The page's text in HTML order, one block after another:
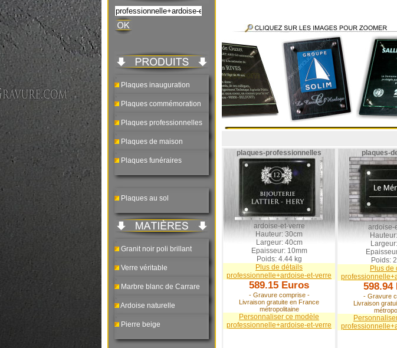
Plaques inauguration
Plaques commémoration
Plaques professionnelles
Plaques de maison
Plaques funéraires
Plaques au sol
Granit noir poli brillant
Verre véritable
Marbre blanc de Carrare
Ardoise naturelle
Pierre beige
plaques-professionnelles
ardoise-et-verre
Hauteur: 30cm
Largeur: 40cm
Epaisseur: 10mm
Poids: 4.44 kg
Plus de détails
professionnelle+ardoise-et-verre
589.15 Euros
- Gravure comprise -
Livraison gratuite en France
métropolitaine
Personnaliser ce modèle
professionnelle+ardoise-et-verre
plaques-
ardoise-
Poids:
Plus de
598.94
- Gravure
Livraison